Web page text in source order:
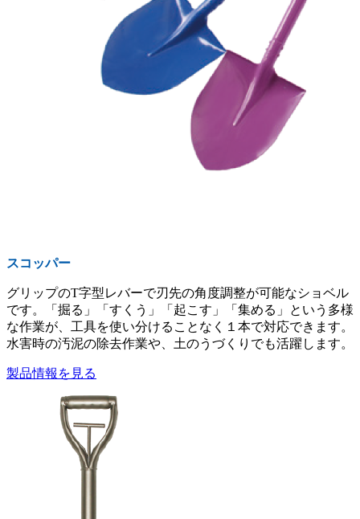
スコッパー
グリップのT字型レバーで刃先の角度調整が可能なショベル
です。「掘る」「すくう」「起こす」「集める」という多様
な作業が、工具を使い分けることなく１本で対応できます。
水害時の汚泥の除去作業や、土のうづくりでも活躍します。
製品情報を見る